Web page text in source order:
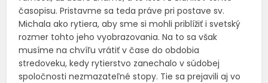
časopisu. Pristavme sa teda práve pri postave sv.
Michala ako rytiera, aby sme si mohli priblížiť i svetský
rozmer tohto jeho vyobrazovania. Na to sa však
musíme na chvíľu vrátiť v čase do obdobia
stredoveku, kedy rytierstvo zanechalo v súdobej
spoločnosti nezmazateľné stopy. Tie sa prejavili aj vo